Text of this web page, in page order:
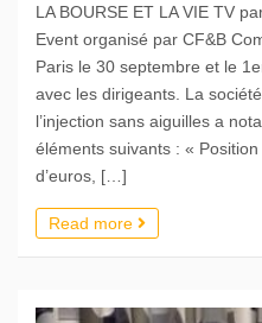
LA BOURSE ET LA VIE TV
Event organisé par CF&B
Paris le 30 septembre et le
avec les dirigeants. La
l’injection sans aiguilles a
éléments suivants : «
d’euros, […]
Read more